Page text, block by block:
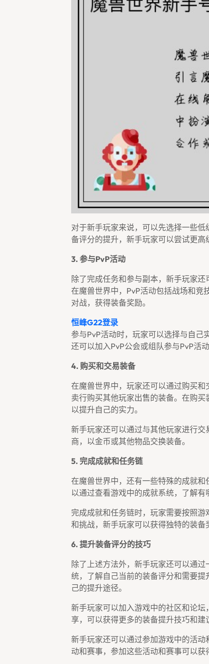
对于新手玩家来说，可以先选择一些
备评分的提升，新手玩家可以尝试更高
3. 参与PvP活动
除了完成任务和参与副本，新手玩家还
在魔兽世界中，PvP活动包括战场和竞
对战，获得装备奖励。
恒峰g22登录
参与PvP活动时，玩家可以选择与自己
还可以加入PvP公会或组队参与PvP活
4. 购买和交易装备
在魔兽世界中，玩家还可以通过购买
卖行购买其他玩家出售的装备。在购买
以提升自己的实力。
新手玩家还可以通过与其他玩家进行
商，以金币或其他物品交换装备。
5. 完成成就和任务链
在魔兽世界中，还有一些特殊的成就
以通过查看游戏中的成就系统，了解有
完成成就和任务链时，玩家需要按照
和挑战，新手玩家可以获得独特的装备
6. 提升装备评分的技巧
除了上述方法外，新手玩家还可以通
统，了解自己当前的装备评分和需要
己的提升途径。
新手玩家可以加入游戏中的社区和论
享，可以获得更多的装备提升技巧和建
新手玩家还可以通过参加游戏中的活
动和赛事，参加这些活动和赛事可以获